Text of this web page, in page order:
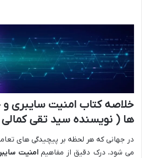
خلاصه کتاب امنیت سایبری و
ها ( نویسنده سید تقی
در جهانی که هر لحظه بر پیچیدگی های
می شود، درک دقیق از مفاهیمامنیت